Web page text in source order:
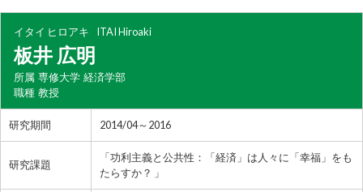
イタイ ヒロアキ ITAI Hiroaki
板井 広明
所属 専修大学 経済学部
職種 教授
研究期間 2014/04～2016
研究課題
「功利主義と公共性：「経済」は人々に「幸福」をも
たらすか？ 」